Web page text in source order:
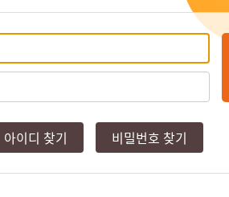
아이디 찾기 비밀번호 찾기